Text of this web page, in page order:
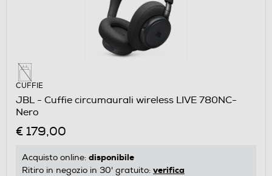
CUFFIE
JBL - Cuffie circumaurali wireless LIVE 780NC-
Nero
€ 179,00
Acquisto online: disponibile
Ritiro in negozio in 30' gratuito: verifica